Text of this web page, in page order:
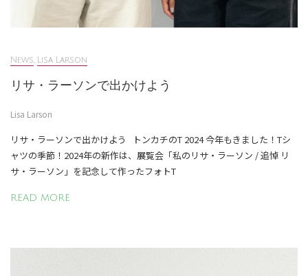
News, Lisa Larson
リサ・ラーソンで出かけよう
Lisa Larson
リサ・ラーソンで出かけよう トンカチのT 2024 今年もきました！Tシ
ャツの季節！2024年の新作は、展覧会「私のリサ・ラーソン / 追悼 リ
サ・ラーソン」を記念して作ったフォトT
READ MORE